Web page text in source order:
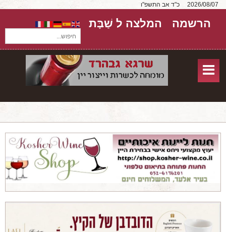
כ"ד אב התשפ"ו
חיפוש...
הרשמה המלצה ל שַׁבָּת
אודות
שירותים
יקבים
מאמרים
טורים על יקבים